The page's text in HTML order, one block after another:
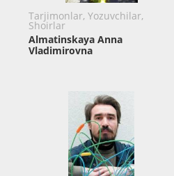
Tarjimonlar, Yozuvchilar,
Shoirlar
Almatinskaya Anna
Vladimirovna